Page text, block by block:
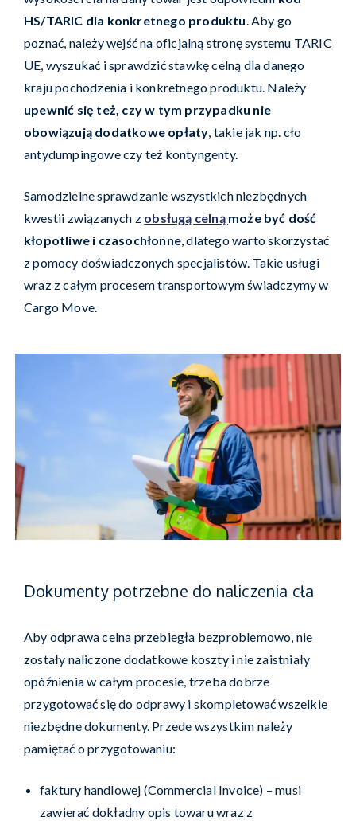
HS/TARIC dla konkretnego produktu . Aby go
poznać, należy wejść na oficjalną stronę systemu TARIC
UE, wyszukać i sprawdzić stawkę celną dla danego
kraju pochodzenia i konkretnego produktu. Należy
upewnić się też, czy w tym przypadku nie
obowiązują dodatkowe opłaty , takie jak np. cło
antydumpingowe czy też kontyngenty.
Samodzielne sprawdzanie wszystkich niezbędnych
kwestii związanych z obsługą celną może być dość
kłopotliwe i czasochłonne , dlatego warto skorzystać
z pomocy doświadczonych specjalistów. Takie usługi
wraz z całym procesem transportowym świadczymy w
Cargo Move.
Dokumenty potrzebne do naliczenia cła
Aby odprawa celna przebiegła bezproblemowo, nie
zostały naliczone dodatkowe koszty i nie zaistniały
opóźnienia w całym procesie, trzeba dobrze
przygotować się do odprawy i skompletować wszelkie
niezbędne dokumenty. Przede wszystkim należy
pamiętać o przygotowaniu:
faktury handlowej (Commercial Invoice) – musi
zawierać dokładny opis towaru wraz z